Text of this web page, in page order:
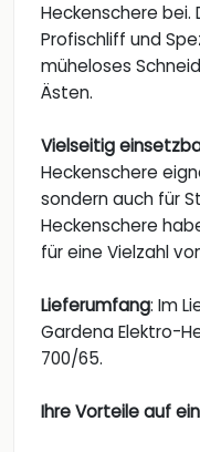
Heckenschere
Profischliff und
müheloses
Ästen.
Vielseitig
Heckenschere
sondern auch für
Heckenschere
für eine Vielzahl
Lieferumfang: Im
Gardena Elektro-
700/65.
Ihre Vorteile auf